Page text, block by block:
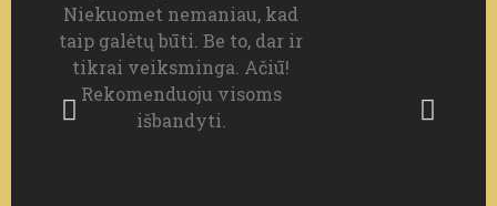
Niekuomet nemaniau, kad
taip galėtų būti. Be to, dar ir
tikrai veiksminga. Ačiū!
Rekomenduoju visoms
išbandyti.